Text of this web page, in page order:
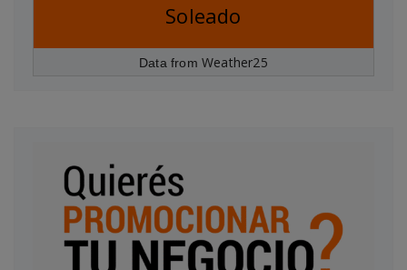
Soleado
Data fromWeather25